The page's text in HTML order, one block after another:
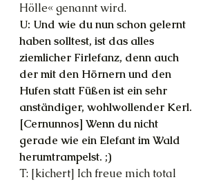
Hölle« genannt wird.
U: Und wie du nun schon gelernt
haben solltest, ist das alles
ziemlicher Firlefanz, denn auch
der mit den Hörnern und den
Hufen statt Füßen ist ein sehr
anständiger, wohlwollender Kerl.
[Cernunnos] Wenn du nicht
gerade wie ein Elefant im Wald
herumtrampelst. ;)
T: [kichert] Ich freue mich total